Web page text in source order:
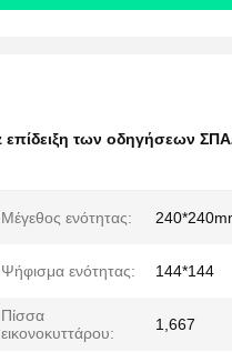
επίδειξη των οδηγήσεων
Μέγεθος ενότητας:
Ψήφισμα ενότητας: 144*144
Πίσσα
εικονοκυττάρου:
1,667